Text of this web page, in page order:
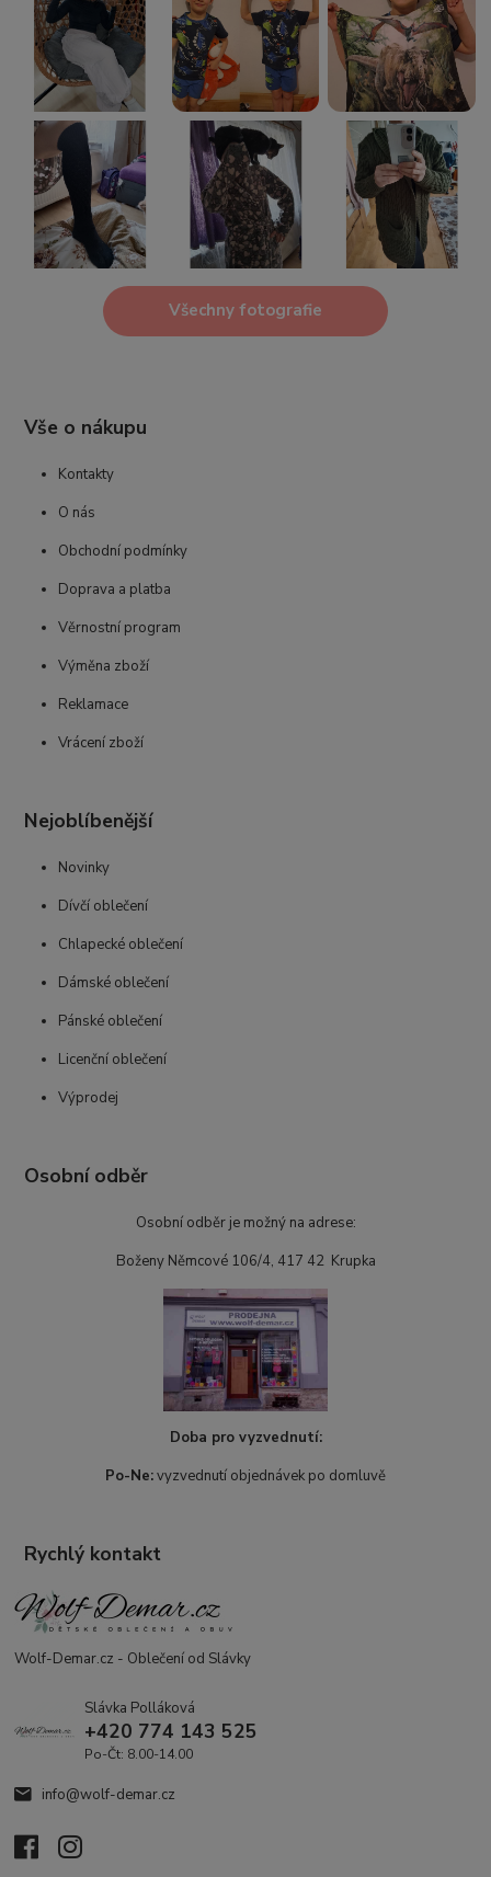
Všechny fotografie
Vše o nákupu
Kontakty
O nás
Obchodní podmínky
Doprava a platba
Věrnostní program
Výměna zboží
Reklamace
Vrácení zboží
Nejoblíbenější
Novinky
Dívčí oblečení
Chlapecké oblečení
Dámské oblečení
Pánské oblečení
Licenční oblečení
Výprodej
Osobní odběr
Osobní odběr je možný na adrese:
Boženy Němcové 106/4, 417 42 Krupka
Doba pro vyzvednutí:
Po-Ne:vyzvednutí objednávek po domluvě
Rychlý kontakt
Wolf-Demar.cz - Oblečení od Slávky
Slávka Polláková
+420 774 143 525
Po-Čt: 8.00-14.00
info@wolf-demar.cz